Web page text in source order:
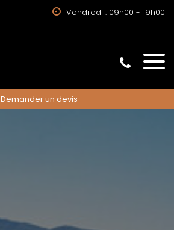
Vendredi : 09h00 - 19h00
Demander un devis